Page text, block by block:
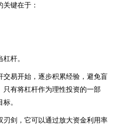
键在于：
杆。
交易开始，逐步积累经验，避免盲
只有将杠杆作为理性投资的一部
。
刃剑，它可以通过放大资金利用率